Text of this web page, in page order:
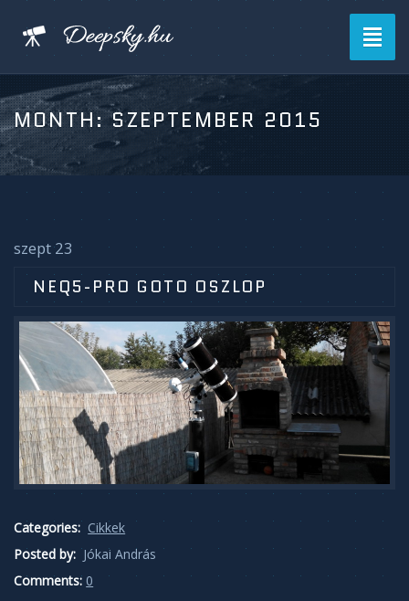
MONTH:SZEPTEMBER 2015
szept 23
NEQ5-PRO GOTO OSZLOP
Categories: Cikkek
Posted by: Jókai András
Comments: 0